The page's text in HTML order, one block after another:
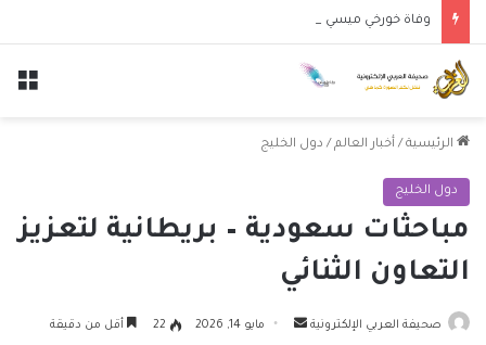
وفاة خورخي ميسي والد النجم الأرجنتيني ليونيل ميسي عن عمر 68 عاماً
الرئيسية / أخبار العالم / دول الخليج
دول الخليج
مباحثات سعودية – بريطانية لتعزيز
التعاون الثنائي
صحيفة العربي الإلكترونية
أرسل مايو 14, 2026 22 أقل من دقيقة